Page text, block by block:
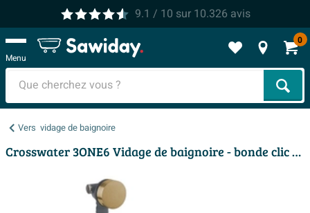
9.1 / 10 sur 10.326 avis
Menu
0
Vers vidage de baignoire
Crosswater 3ONE6 Vidage de baignoire - bonde clic clac - rallongé - Laiton brossé